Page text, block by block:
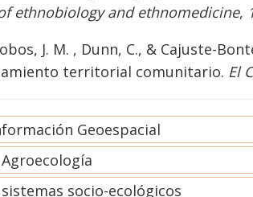
ethnobiology and ethnomedicine,
J. M. , Dunn, C., & Cajuste-
territorial comunitario. El
Geoespacial
socio-ecológicos